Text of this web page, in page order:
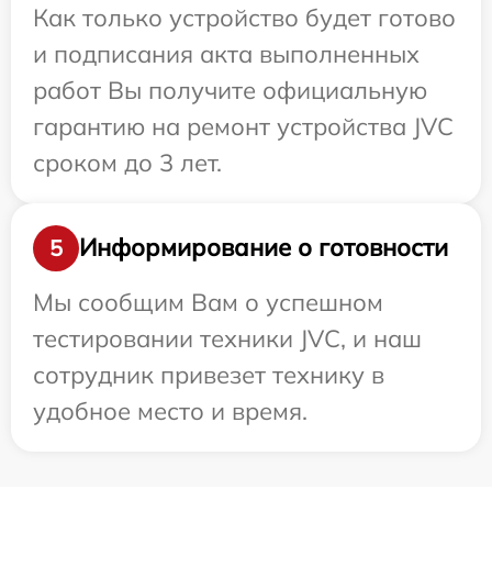
Как только устройство будет готово
и подписания акта выполненных
работ Вы получите официальную
гарантию на ремонт устройства JVC
сроком до 3 лет.
5
Информирование о готовности
Мы сообщим Вам о успешном
тестировании техники JVC, и наш
сотрудник привезет технику в
удобное место и время.